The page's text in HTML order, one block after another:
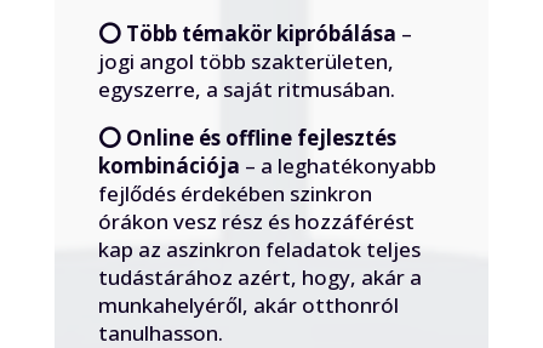
⭕️ Több témakör kipróbálása –
jogi angol több szakterületen,
egyszerre, a saját ritmusában.
⭕️ Online és offline fejlesztés
kombinációja – a leghatékonyabb
fejlődés érdekében szinkron
órákon vesz rész és hozzáférést
kap az aszinkron feladatok teljes
tudástárához azért, hogy, akár a
munkahelyéről, akár otthonról
tanulhasson.